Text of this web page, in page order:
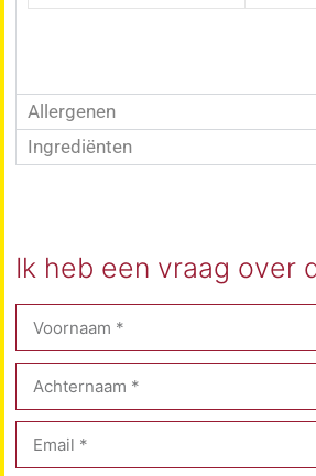
Allergenen
Ingrediënten
Ik heb een vraag over